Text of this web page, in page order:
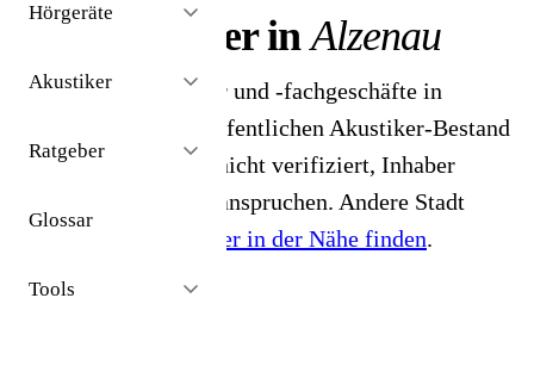
Hörgeräte
Akustiker
Ratgeber
Glossar
Tools
Hörakustiker inAlzenau
1 Hörgeräteakustiker und -fachgeschäfte in
Alzenau. Aus dem öffentlichen Akustiker-Bestand
2026 - Profile noch nicht verifiziert, Inhaber
können ihr Profil beanspruchen. Andere Stadt
Hörakustiker in der Nähe finden.